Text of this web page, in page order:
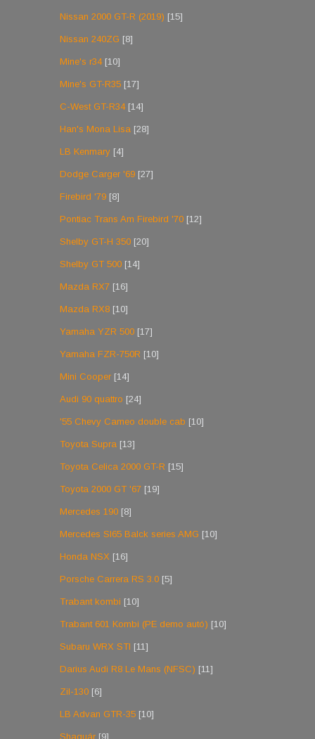
Nissan 2000 GT-R (2019) [15]
Nissan 240ZG [8]
Mine's r34 [10]
Mine's GT-R35 [17]
C-West GT-R34 [14]
Han's Mona Lisa [28]
LB Kenmary [4]
Dodge Carger '69 [27]
Firebird '79 [8]
Pontiac Trans Am Firebird '70 [12]
Shelby GT-H 350 [20]
Shelby GT 500 [14]
Mazda RX7 [16]
Mazda RX8 [10]
Yamaha YZR 500 [17]
Yamaha FZR-750R [10]
Mini Cooper [14]
Audi 90 quattro [24]
'55 Chevy Cameo double cab [10]
Toyota Supra [13]
Toyota Celica 2000 GT-R [15]
Toyota 2000 GT '67 [19]
Mercedes 190 [8]
Mercedes Sl65 Balck series AMG [10]
Honda NSX [16]
Porsche Carrera RS 3.0 [5]
Trabant kombi [10]
Trabant 601 Kombi (PE demo autó) [10]
Subaru WRX STI [11]
Darius Audi R8 Le Mans (NFSC) [11]
Zil-130 [6]
LB Advan GTR-35 [10]
Shaguár [9]